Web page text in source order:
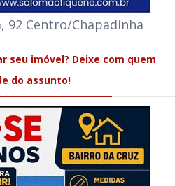
92 Centro/Chapadinha
seu imóvel? Deixe com quem
do assunto!